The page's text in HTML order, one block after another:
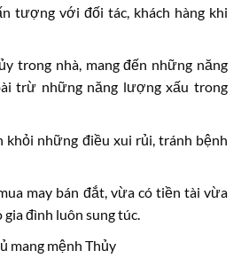
tượng với đối tác, khách hàng khi
trong nhà, mang đến những năng
trừ những năng lượng xấu trong
khỏi những điều xui rủi, tránh bệnh
may bán đắt, vừa có tiền tài vừa
gia đình luôn sung túc.
mang mệnh Thủy